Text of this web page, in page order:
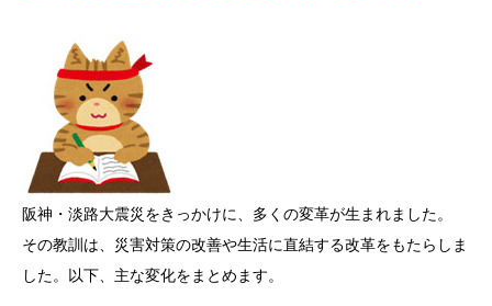
阪神・淡路大震災をきっかけに、多くの変革が生まれました。
その教訓は、災害対策の改善や生活に直結する改革をもたらしま
した。以下、主な変化をまとめます。